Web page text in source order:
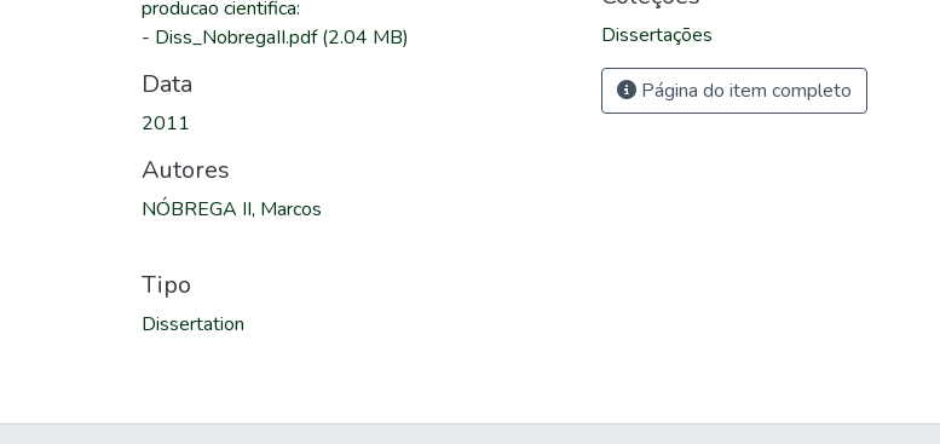
producao cientifica:
- Diss_NobregaII.pdf(2.04 MB)
Data
2011
Autores
NÓBREGA II, Marcos
Tipo
Dissertation
Dissertações
Página do item completo